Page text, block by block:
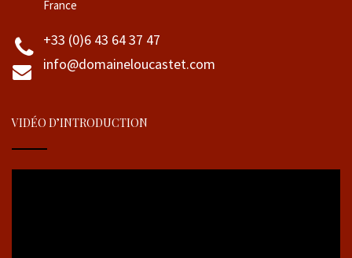
France
+33 (0)6 43 64 37 47
info@domaineloucastet.com
VIDÉO D’INTRODUCTION